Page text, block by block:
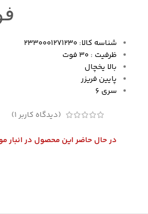
شناسه کالا: 2330001271230
ظرفیت : 30 فوت
بالا یخچال
پایین فریزر
سری 6
(دیدگاه کاربر 1
)
در حال حاضر این محصول در